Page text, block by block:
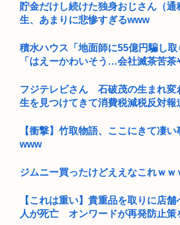
貯金だけし続けた独身おじさん（通
生、あまりに悲惨すぎるwww
積水ハウス「地面師に55億円騙し
「はえーかわいそう…会社滅茶苦茶
フジテレビさん 石破茂の生まれ変
生を見つけてきて消費税減税反対報
【衝撃】竹取物語、ここにきて凄
www
ジムニー買ったけどええなこれｗｗ
【これは重い】貴重品を取りに店
人が死亡 オンワードが再発防止策